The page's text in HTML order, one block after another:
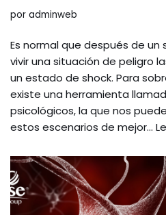
por adminweb
Es normal que después de
vivir una situación de peligro
un estado de shock. Para
existe una herramienta
psicológicos, la que nos
estos escenarios de mejor…